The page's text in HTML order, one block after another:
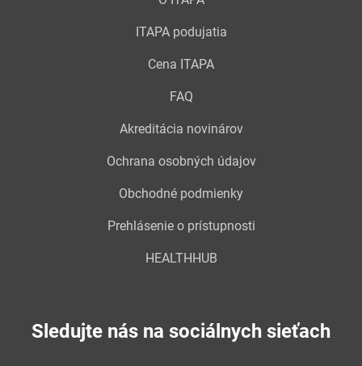
ITAPA podujatia
Cena ITAPA
FAQ
Akreditácia novinárov
Ochrana osobných údajov
Obchodné podmienky
Prehlásenie o prístupnosti
HEALTHHUB
Sledujte nás na sociálnych sieťach